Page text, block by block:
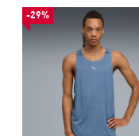
-29%